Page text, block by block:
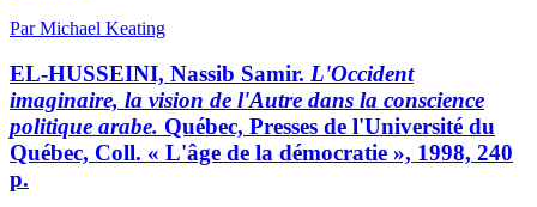
Par Michael Keating
EL-HUSSEINI, Nassib Samir. L'Occident
imaginaire, la vision de l'Autre dans la conscience
politique arabe. Québec, Presses de l'Université du
Québec, Coll. « L'âge de la démocratie », 1998, 240
p.